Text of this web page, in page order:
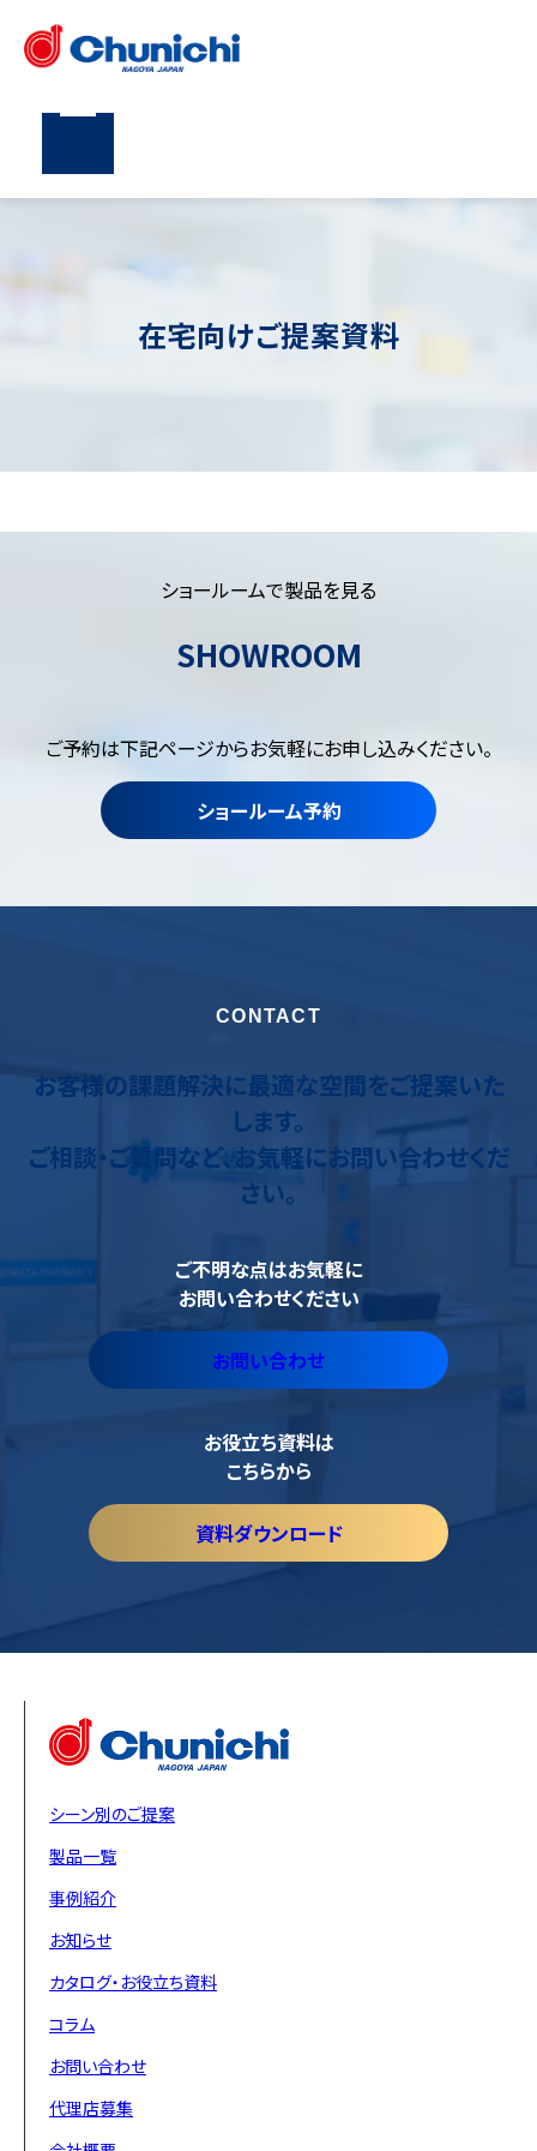
在宅向けご提案資料
ショールームで製品を見る
SHOWROOM
ご予約は下記ページからお気軽にお申し込みください。
ショールーム予約
CONTACT
お客様の課題解決に最適な空間をご提案いた
します。
ご相談・ご質問など、お気軽にお問い合わせくだ
さい。
ご不明な点はお気軽に
お問い合わせください
お問い合わせ
お役立ち資料は
こちらから
資料ダウンロード
シーン別のご提案
製品一覧
事例紹介
お知らせ
カタログ・お役立ち資料
コラム
お問い合わせ
代理店募集